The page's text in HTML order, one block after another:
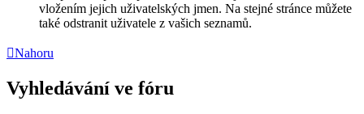
vložením jejich uživatelských jmen. Na stejné stránce můžete
také odstranit uživatele z vašich seznamů.
Nahoru
Vyhledávání ve fóru